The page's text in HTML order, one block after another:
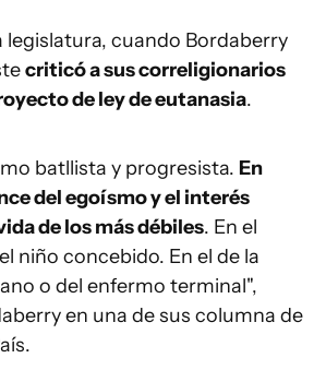
legislatura, cuando Bordaberry
criticó a sus correligionarios
de ley de eutanasia.
batllista y progresista. En
del egoísmo y el interés
de los más débiles. En el
niño concebido. En el de la
o del enfermo terminal",
en una de sus columna de